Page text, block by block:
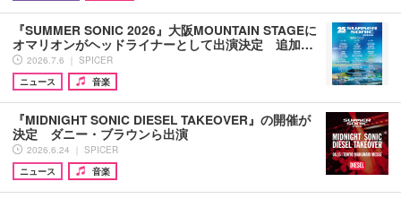
『SUMMER SONIC 2026』大阪MOUNTAIN STAGEに
オマリオンがヘッドライナーとして出演決定 追加…
2026.7.6 ｜ SPICER
ニュース
音楽
『MIDNIGHT SONIC DIESEL TAKEOVER』の開催が
決定 ダニー・ブラウンら出演
2026.6.24 ｜ SPICER
ニュース
音楽